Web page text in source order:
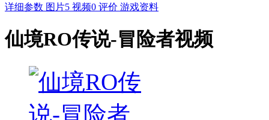
详细参数 图片5 视频0 评价 游戏资料
仙境RO传说-冒险者视频